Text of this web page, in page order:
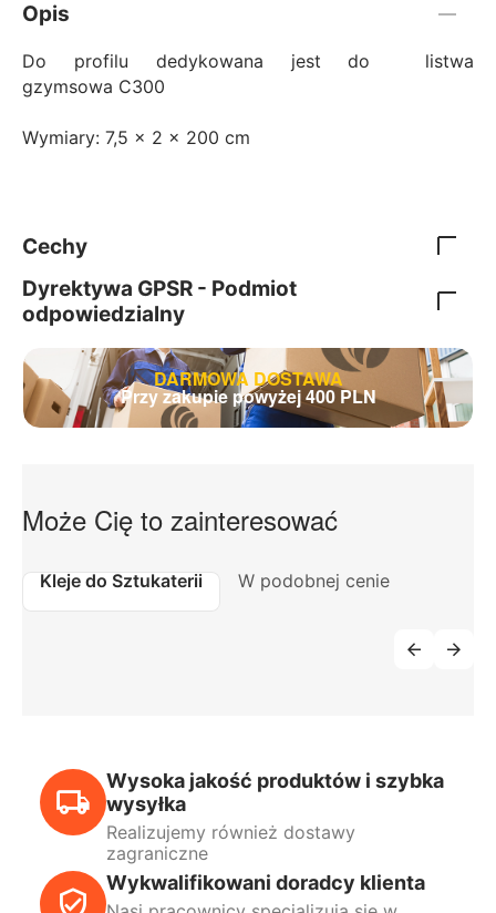
Opis
Do profilu dedykowana jest do listwa
gzymsowa C300
Wymiary: 7,5 x 2 x 200 cm
Cechy
Dyrektywa GPSR - Podmiot
odpowiedzialny
DARMOWA DOSTAWA
Przy zakupie powyżej 400 PLN
Może Cię to zainteresować
Kleje do Sztukaterii W podobnej cenie
Wysoka jakość produktów i szybka
wysyłka
Realizujemy również dostawy
zagraniczne
Wykwalifikowani doradcy klienta